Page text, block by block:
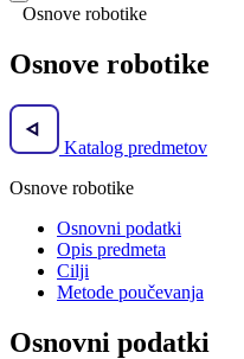
Osnove robotike
Osnove robotike
Katalog predmetov
Osnove robotike
Osnovni podatki
Opis predmeta
Cilji
Metode poučevanja
Osnovni podatki